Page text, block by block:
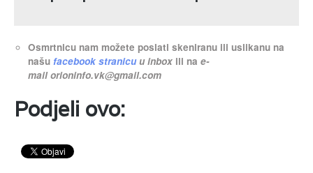
Osmrtnicu nam možete poslati skeniranu ili uslikanu na
našufacebook stranicuu inbox ili nae-
mailorioninfo.vk@gmail.com
Podjeli ovo: